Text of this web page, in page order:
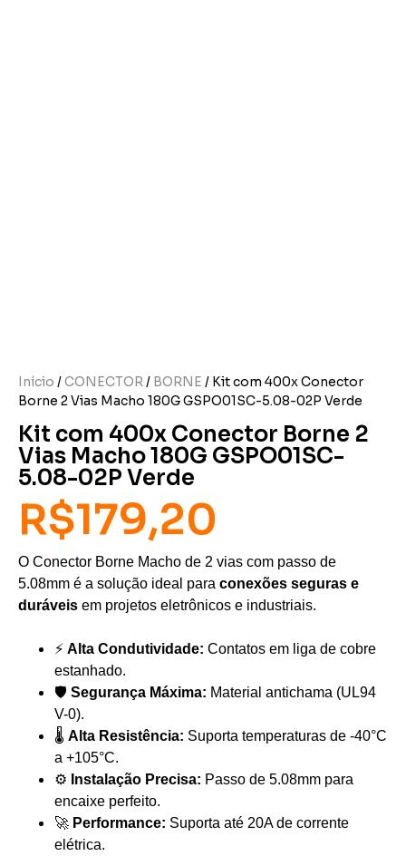
Início /CONECTOR/ BORNE / Kit com 400x Conector
Borne 2 Vias Macho 180G GSPO01SC-5.08-02P Verde
Kit com 400x Conector Borne 2
Vias Macho 180G GSPO01SC-
5.08-02P Verde
R$179,20
O Conector Borne Macho de 2 vias com passo de
5.08mm é a solução ideal para conexões seguras e
duráveis em projetos eletrônicos e industriais.
⚡ Alta Condutividade: Contatos em liga de cobre
estanhado.
🛡️ Segurança Máxima: Material antichama (UL94
V-0).
🌡️ Alta Resistência: Suporta temperaturas de -40°C
a +105°C.
⚙️ Instalação Precisa: Passo de 5.08mm para
encaixe perfeito.
🚀 Performance: Suporta até 20A de corrente
elétrica.